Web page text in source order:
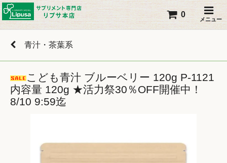
メニュー
0
青汁・茶葉系
こども青汁 ブルーベリー 120g P-1121
内容量 120g ★活力祭30％OFF開催中！
8/10 9:59迄